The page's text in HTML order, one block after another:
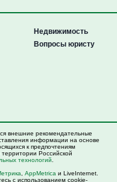
Недвижимость
Вопросы юристу
внешние рекомендательные
информации на основе
к предпочтениям
Российской
технологий
AppMetrica и LiveInternet.
с использованием cookie-